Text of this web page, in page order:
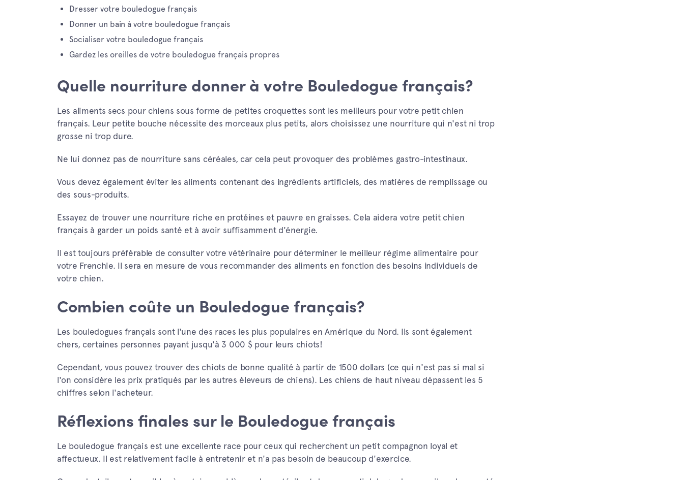
Dresser votre bouledogue français
Donner un bain à votre bouledogue français
Socialiser votre bouledogue français
Gardez les oreilles de votre bouledogue français propres
Quelle nourriture donner à votre Bouledogue français?
Les aliments secs pour chiens sous forme de petites croquettes sont les meilleurs pour votre petit chien
français. Leur petite bouche nécessite des morceaux plus petits, alors choisissez une nourriture qui n'est ni trop
grosse ni trop dure.
Ne lui donnez pas de nourriture sans céréales, car cela peut provoquer des problèmes gastro-intestinaux.
Vous devez également éviter les aliments contenant des ingrédients artificiels, des matières de remplissage ou
des sous-produits.
Essayez de trouver une nourriture riche en protéines et pauvre en graisses. Cela aidera votre petit chien
français à garder un poids santé et à avoir suffisamment d'énergie.
Il est toujours préférable de consulter votre vétérinaire pour déterminer le meilleur régime alimentaire pour
votre Frenchie. Il sera en mesure de vous recommander des aliments en fonction des besoins individuels de
votre chien.
Combien coûte un Bouledogue français?
Les bouledogues français sont l'une des races les plus populaires en Amérique du Nord. Ils sont également
chers, certaines personnes payant jusqu'à 3 000 $ pour leurs chiots!
Cependant, vous pouvez trouver des chiots de bonne qualité à partir de 1500 dollars (ce qui n'est pas si mal si
l'on considère les prix pratiqués par les autres éleveurs de chiens). Les chiens de haut niveau dépassent les 5
chiffres selon l'acheteur.
Réflexions finales sur le Bouledogue français
Le bouledogue français est une excellente race pour ceux qui recherchent un petit compagnon loyal et
affectueux. Il est relativement facile à entretenir et n'a pas besoin de beaucoup d'exercice.